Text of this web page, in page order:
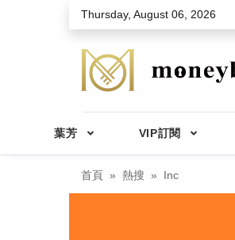
Skip to main contentThursday, August 06, 2026
葉芳 VIP訂閱
首頁 熱搜 Inc